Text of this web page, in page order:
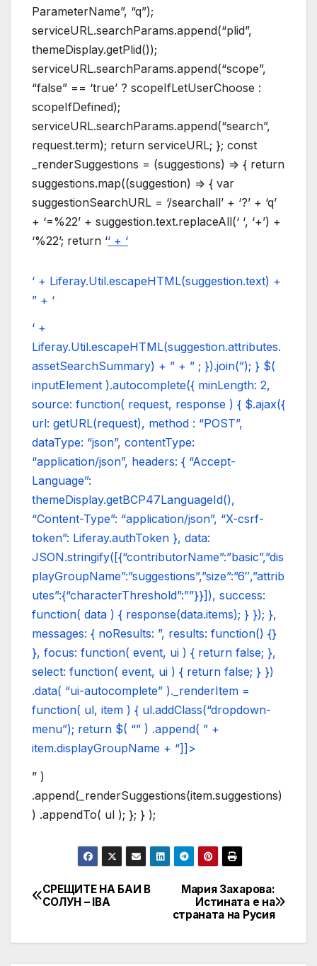
ParameterName”, “q”);
serviceURL.searchParams.append(“plid”,
themeDisplay.getPlid());
serviceURL.searchParams.append(“scope”,
“false” == ‘true’ ? scopeIfLetUserChoose :
scopeIfDefined);
serviceURL.searchParams.append(“search”,
request.term); return serviceURL; }; const
_renderSuggestions = (suggestions) => { return
suggestions.map((suggestion) => { var
suggestionSearchURL = ‘/searchall’ + ‘?’ + ‘q’
+ ‘=%22’ + suggestion.text.replaceAll(‘ ‘, ‘+’) +
‘%22’; return ‘‘ + ‘
‘ + Liferay.Util.escapeHTML(suggestion.text) +
” + ‘
‘ +
Liferay.Util.escapeHTML(suggestion.attributes.
assetSearchSummary) + ” + ” ; }).join(”); } $(
inputElement ).autocomplete({ minLength: 2,
source: function( request, response ) { $.ajax({
url: getURL(request), method : “POST”,
dataType: “json”, contentType:
“application/json”, headers: { “Accept-
Language”:
themeDisplay.getBCP47LanguageId(),
“Content-Type”: “application/json”, “X-csrf-
token”: Liferay.authToken }, data:
JSON.stringify([{“contributorName”:”basic”,”dis
playGroupName”:”suggestions”,”size”:”6″,”attrib
utes”:{“characterThreshold”:””}}]), success:
function( data ) { response(data.items); } }); },
messages: { noResults: ”, results: function() {}
}, focus: function( event, ui ) { return false; },
select: function( event, ui ) { return false; } })
.data( “ui-autocomplete” )._renderItem =
function( ul, item ) { ul.addClass(“dropdown-
menu”); return $( “” ) .append( ” +
item.displayGroupName + “]]>
” )
.append(_renderSuggestions(item.suggestions)
) .appendTo( ul ); }; } );
Post
Мария Захарова:
Истината е на
страната на Русия
СРЕЩИТЕ НА БАИ В
СОЛУН – IBA